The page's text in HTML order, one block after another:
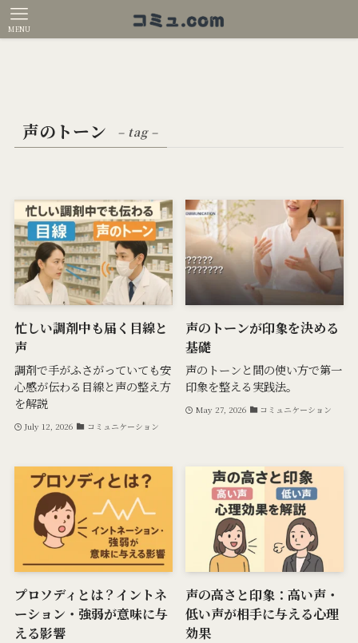
MENU
声のトーン – tag –
忙しい調剤中も届く目線と
声
調剤で手がふさがっていても安
心感が伝わる目線と声の整え方
を解説
July 12, 2026 コミュニケーション
声のトーンが印象を決める
基礎
声のトーンと間の使い方で第一
印象を整える実践法。
May 27, 2026 コミュニケーション
プロソディとは？イントネ
ーション・強弱が意味に与
える影響
声の高さと印象：高い声・
低い声が相手に与える心理
効果